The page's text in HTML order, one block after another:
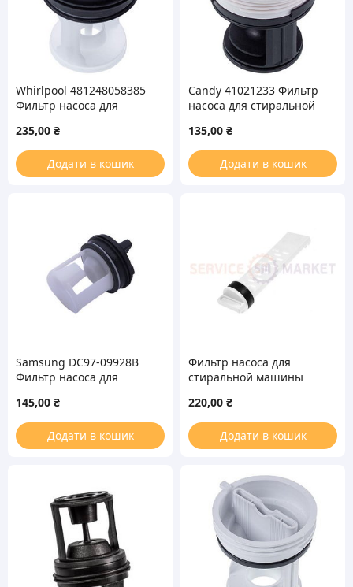
Whirlpool 481248058385
Фильтр насоса для
235,00 ₴
Додати в кошик
Candy 41021233 Фильтр
насоса для стиральной
135,00 ₴
Додати в кошик
Samsung DC97-09928B
Фильтр насоса для
145,00 ₴
Додати в кошик
Фильтр насоса для
стиральной машины
220,00 ₴
Додати в кошик